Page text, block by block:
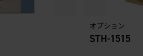
オプション
STH-1515